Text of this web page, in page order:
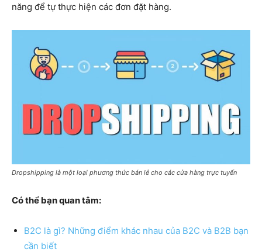
năng để tự thực hiện các đơn đặt hàng.
Dropshipping là một loại phương thức bán lẻ cho các cửa hàng trực tuyến
Có thể bạn quan tâm:
B2C là gì? Những điểm khác nhau của B2C và B2B bạn
cần biết